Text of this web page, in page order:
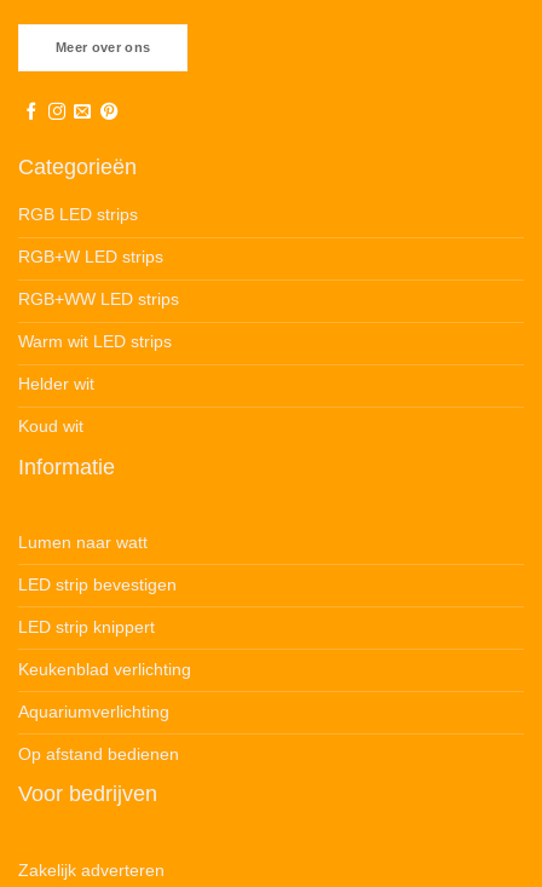
Meer over ons
Categorieën
RGB LED strips
RGB+W LED strips
RGB+WW LED strips
Warm wit LED strips
Helder wit
Koud wit
Informatie
Lumen naar watt
LED strip bevestigen
LED strip knippert
Keukenblad verlichting
Aquariumverlichting
Op afstand bedienen
Voor bedrijven
Zakelijk adverteren